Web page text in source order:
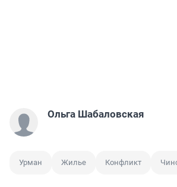
Ольга Шабаловская
Урман Жилье Конфликт